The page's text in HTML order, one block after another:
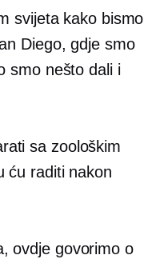
svijeta kako bismo
Diego, gdje smo
smo nešto dali i
sa zoološkim
ću raditi nakon
ovdje govorimo o